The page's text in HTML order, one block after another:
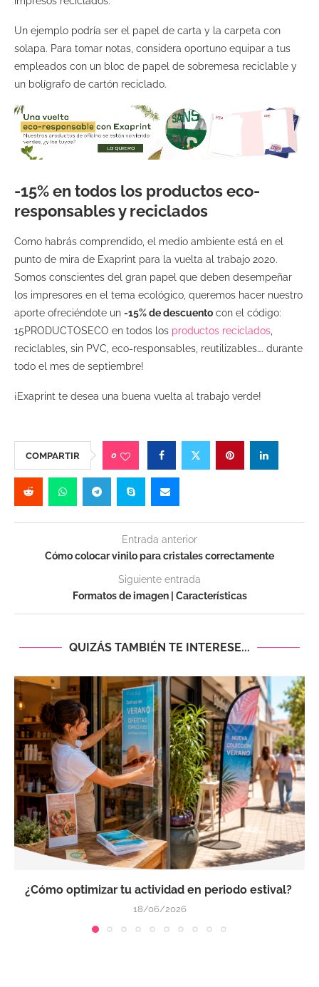
Un ejemplo podría ser el papel de carta y la carpeta con
solapa. Para tomar notas, considera oportuno equipar a tus
empleados con un bloc de papel de sobremesa reciclable y
un bolígrafo de cartón reciclado.
-15% en todos los productos eco-
responsables y reciclados
Como habrás comprendido, el medio ambiente está en el
punto de mira de Exaprint para la vuelta al trabajo 2020.
Somos conscientes del gran papel que deben desempeñar
los impresores en el tema ecológico, queremos hacer nuestro
aporte ofreciéndote un -15% de descuento con el código:
15PRODUCTOSECO en todos los productos reciclados,
reciclables, sin PVC, eco-responsables, reutilizables…. durante
todo el mes de septiembre!
¡Exaprint te desea una buena vuelta al trabajo verde!
COMPARTIR 0
Entrada anterior
Cómo colocar vinilo para cristales correctamente
Siguiente entrada
Formatos de imagen | Características
QUIZÁS TAMBIÉN TE INTERESE...
¿Cómo optimizar tu actividad en periodo estival?
18/06/2026